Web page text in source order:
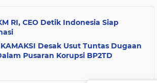
RI, CEO Detik Indonesia Siap
Desak Usut Tuntas Dugaan
Pusaran Korupsi BP2TD